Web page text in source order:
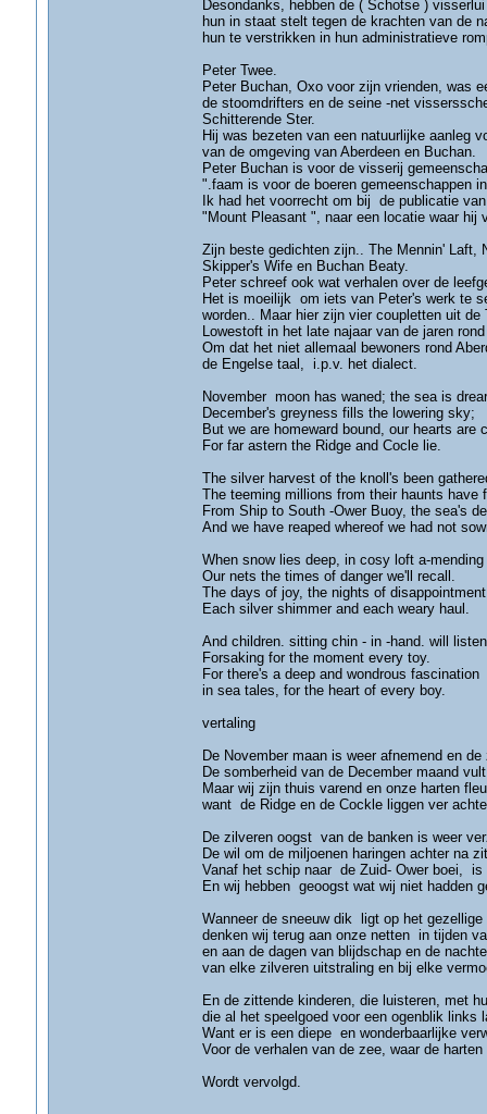
Desondanks, hebben de ( Schotse )
hun in staat stelt tegen de krachten van de
hun te verstrikken in hun administratieve
Peter Twee.
Peter Buchan, Oxo voor zijn vrienden, was
de stoomdrifters en de seine -net
Schitterende Ster.
Hij was bezeten van een natuurlijke aanleg
van de omgeving van Aberdeen en Buchan.
Peter Buchan is voor de visserij
".faam is voor de boeren gemeenschappen
Ik had het voorrecht om bij de publicatie
"Mount Pleasant ", naar een locatie waar hij
Zijn beste gedichten zijn.. The Mennin' Laft,
Skipper's Wife en Buchan Beaty.
Peter schreef ook wat verhalen over de
Het is moeilijk om iets van Peter's werk te
worden.. Maar hier zijn vier coupletten uit
Lowestoft in het late najaar van de jaren
Om dat het niet allemaal bewoners rond
de Engelse taal, i.p.v. het dialect.
November moon has waned; the sea is
December's greyness fills the lowering sky;
But we are homeward bound, our hearts are
For far astern the Ridge and Cocle lie.
The silver harvest of the knoll's been
The teeming millions from their haunts have
From Ship to South -Ower Buoy, the sea's
And we have reaped whereof we had not
When snow lies deep, in cosy loft a-mending
Our nets the times of danger we'll recall.
The days of joy, the nights of
Each silver shimmer and each weary haul.
And children. sitting chin - in -hand. will listen
Forsaking for the moment every toy.
For there's a deep and wondrous fascination
in sea tales, for the heart of every boy.
vertaling
De November maan is weer afnemend en
De somberheid van de December maand
Maar wij zijn thuis varend en onze harten
want de Ridge en de Cockle liggen ver
De zilveren oogst van de banken is weer
De wil om de miljoenen haringen achter na
Vanaf het schip naar de Zuid- Ower boei, is
En wij hebben geoogst wat wij niet hadden
Wanneer de sneeuw dik ligt op het gezellige
denken wij terug aan onze netten in tijden
en aan de dagen van blijdschap en de
van elke zilveren uitstraling en bij elke
En de zittende kinderen, die luisteren, met
die al het speelgoed voor een ogenblik links
Want er is een diepe en wonderbaarlijke
Voor de verhalen van de zee, waar de
Wordt vervolgd.